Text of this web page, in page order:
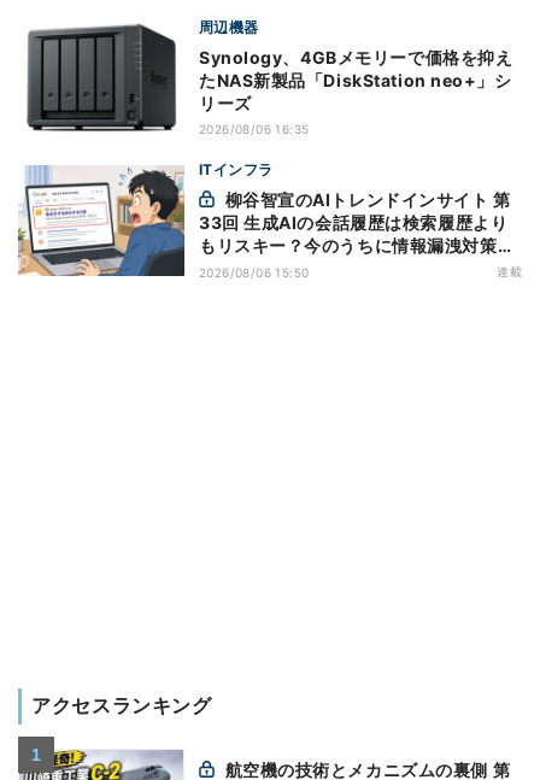
周辺機器
Synology、4GBメモリーで価格を抑え
たNAS新製品「DiskStation neo+」シ
リーズ
2026/08/06 16:35
ITインフラ
33回 生成AIの会話履歴は検索履歴より
もリスキー？今のうちに情報漏洩対策を
万全にしておこう
2026/08/06 15:50 連載
アクセスランキング